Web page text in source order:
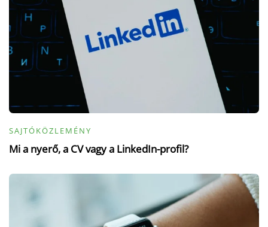
SAJTÓKÖZLEMÉNY
Mi a nyerő, a CV vagy a LinkedIn-profil?